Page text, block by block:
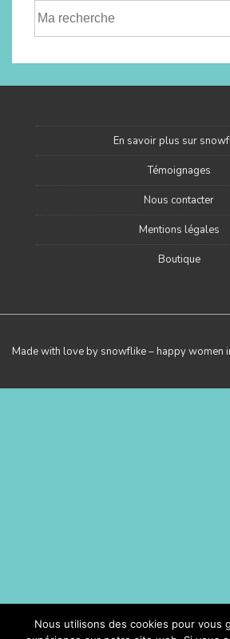
En savoir plus sur
Témoignages
Nous contacter
Mentions légales
Boutique
Made with love by snowflike – happy women
Nous utilisons des cookies pour vous